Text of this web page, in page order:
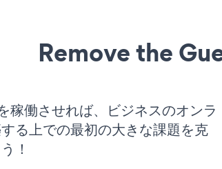
Remove the
働させれば、ビジネスのオンラ
る上での最初の大きな課題を克
！